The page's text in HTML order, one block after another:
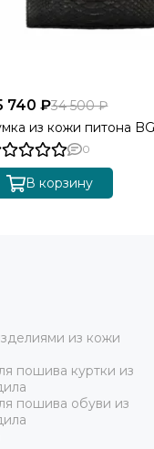
740 ₽34 500 ₽
из кожи питона
0
В корзину
из кожи
пошива куртки из
пошива обуви из